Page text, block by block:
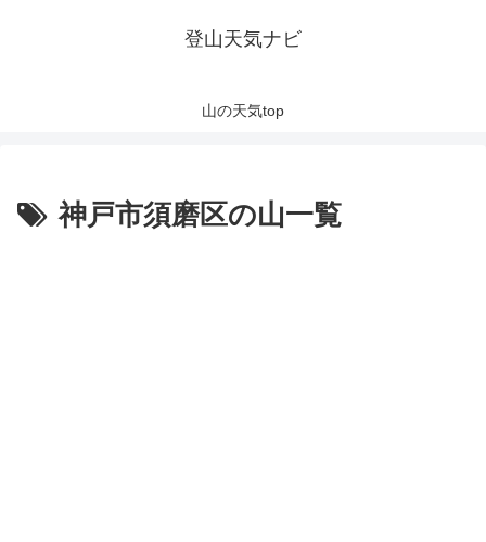
登山天気ナビ
山の天気top
神戸市須磨区の山一覧